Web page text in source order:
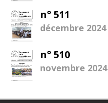
n° 511
décembre 2024
n° 510
novembre 2024